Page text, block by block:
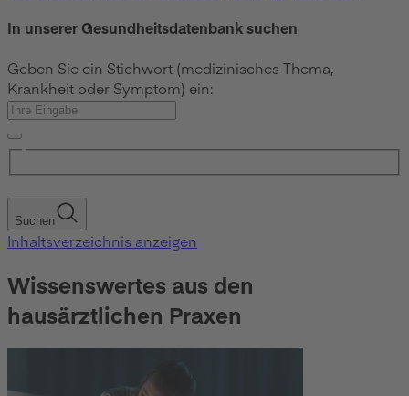
In unserer Gesundheitsdatenbank suchen
Geben Sie ein Stichwort (medizinisches Thema,
Krankheit oder Symptom) ein:
Suchen
Inhaltsverzeichnis anzeigen
Wissenswertes aus den
hausärztlichen Praxen